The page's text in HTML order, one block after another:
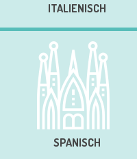
ITALIENISCH
SPANISCH